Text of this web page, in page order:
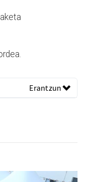
Erantzun